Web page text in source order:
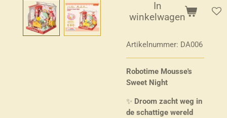
In
winkelwagen
Artikelnummer: DA006
Robotime Mousse's
Sweet Night
✨ Droom zacht weg in
de schattige wereld